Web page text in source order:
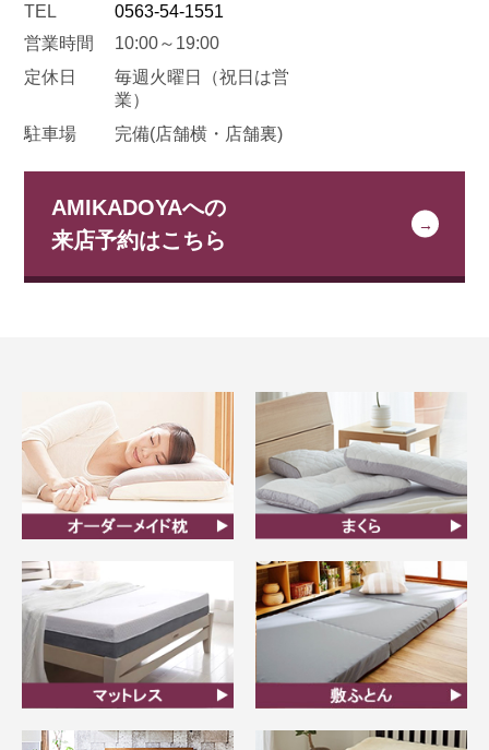
TEL
0563-54-1551
営業時間
10:00～19:00
定休日
毎週火曜日
（祝日は営
業）
駐車場
完備(店舗横・店舗裏)
AMIKADOYAへの
来店予約はこちら